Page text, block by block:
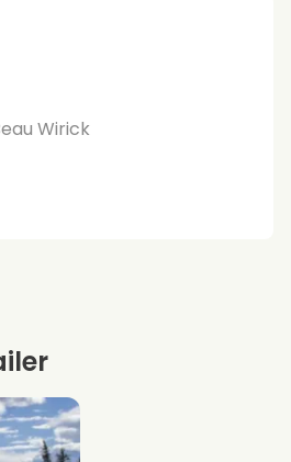
Wirick